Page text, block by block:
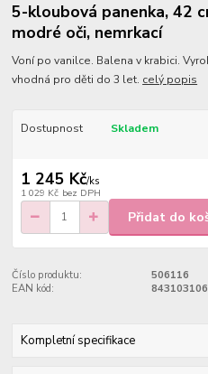
5-kloubová panenka, 42
modré oči, nemrkací
Voní po vanilce. Balena v krabici.
vhodná pro děti do 3 let. celý popis
Dostupnost Skladem
1 245 Kč/ks
1 029 Kč bez DPH
Přidat do
Číslo produktu:
506116
EAN kód:
Kompletní specifikace